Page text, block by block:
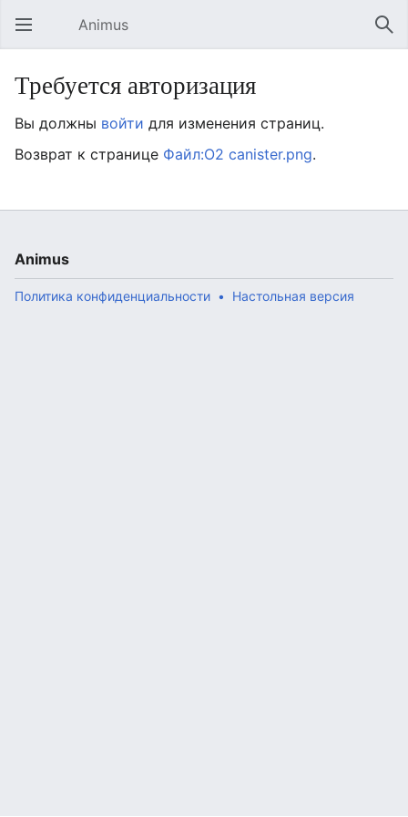
Открыть главное меню Animus
Требуется авторизация
Вы должны войти для изменения страниц.
Возврат к странице Файл:O2 canister.png.
Animus
Политика конфиденциальности Настольная версия